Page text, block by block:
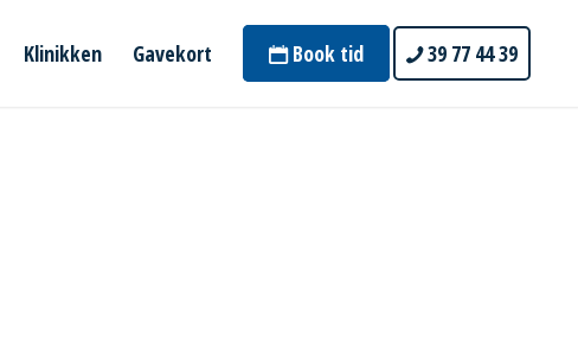
Klinikken Gavekort Book tid 39 77 44 39